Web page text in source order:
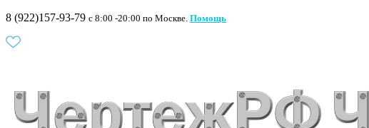
8 (922)157-93-79 c 8:00 -20:00 по Москве. Помощь